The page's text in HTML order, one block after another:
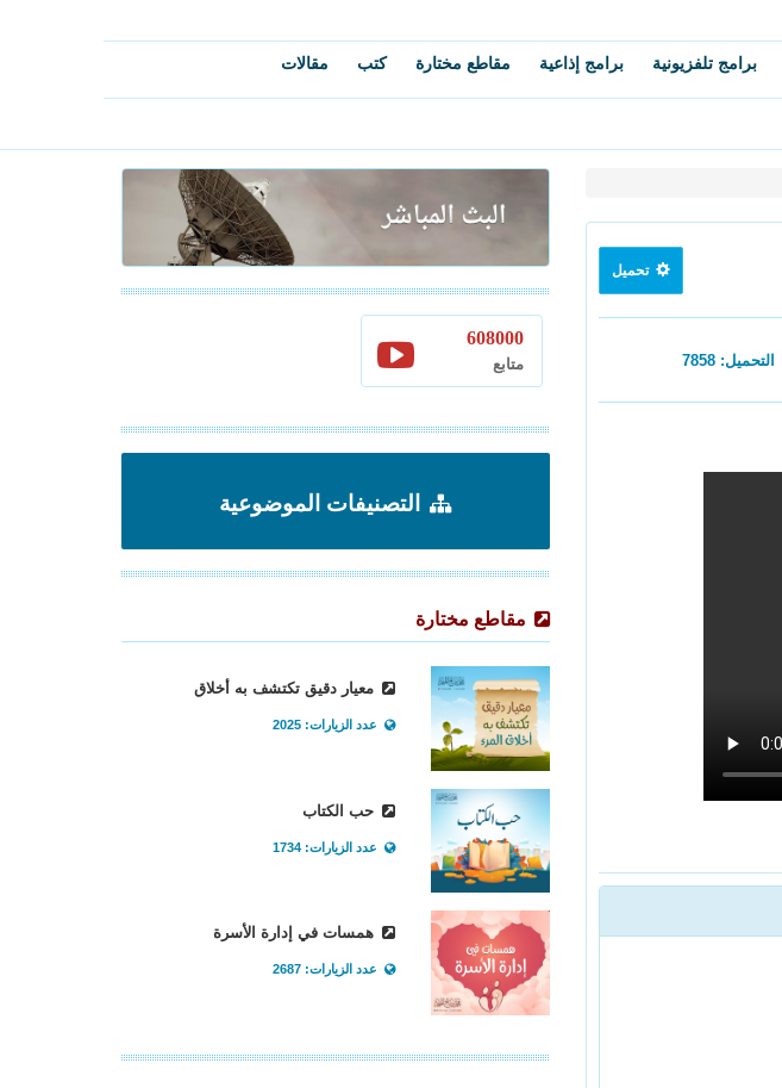
برامج تلفزيونية برامج إذاعية مقاطع مختارة كتب مقالات
تحميل
التحميل: 7858
608000
متابع
التصنيفات الموضوعية
مقاطع مختارة
معيار دقيق تكتشف به أخلاق
عدد الزيارات: 2025
حب الكتاب
عدد الزيارات: 1734
همسات في إدارة الأسرة
عدد الزيارات: 2687